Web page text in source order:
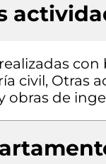
civil, Otras
obras de